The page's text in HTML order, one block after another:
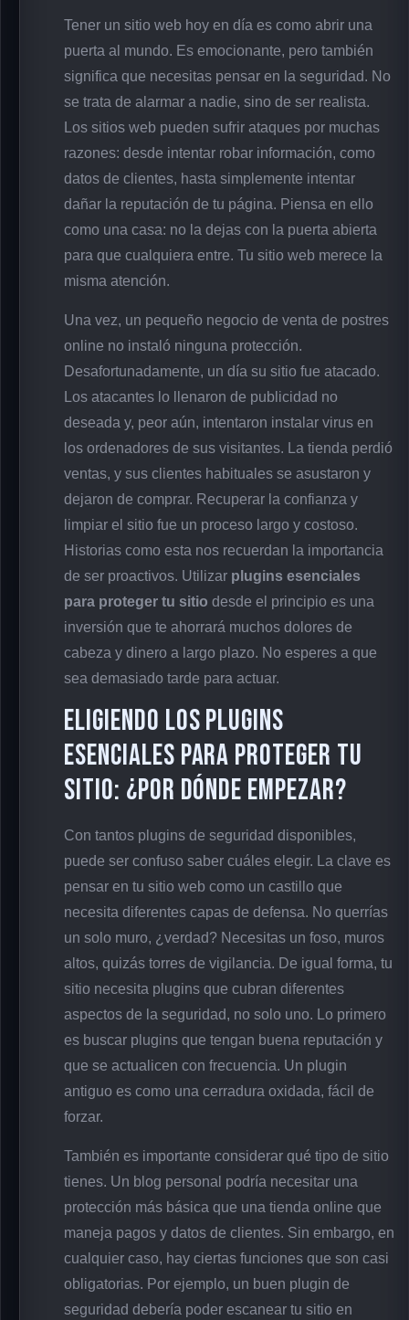
Tener un sitio web hoy en día es como abrir una
puerta al mundo. Es emocionante, pero también
significa que necesitas pensar en la seguridad. No
se trata de alarmar a nadie, sino de ser realista.
Los sitios web pueden sufrir ataques por muchas
razones: desde intentar robar información, como
datos de clientes, hasta simplemente intentar
dañar la reputación de tu página. Piensa en ello
como una casa: no la dejas con la puerta abierta
para que cualquiera entre. Tu sitio web merece la
misma atención.
Una vez, un pequeño negocio de venta de postres
online no instaló ninguna protección.
Desafortunadamente, un día su sitio fue atacado.
Los atacantes lo llenaron de publicidad no
deseada y, peor aún, intentaron instalar virus en
los ordenadores de sus visitantes. La tienda perdió
ventas, y sus clientes habituales se asustaron y
dejaron de comprar. Recuperar la confianza y
limpiar el sitio fue un proceso largo y costoso.
Historias como esta nos recuerdan la importancia
de ser proactivos. Utilizar plugins esenciales
para proteger tu sitio desde el principio es una
inversión que te ahorrará muchos dolores de
cabeza y dinero a largo plazo. No esperes a que
sea demasiado tarde para actuar.
Eligiendo los Plugins
Esenciales para Proteger tu
Sitio: ¿Por Dónde Empezar?
Con tantos plugins de seguridad disponibles,
puede ser confuso saber cuáles elegir. La clave es
pensar en tu sitio web como un castillo que
necesita diferentes capas de defensa. No querrías
un solo muro, ¿verdad? Necesitas un foso, muros
altos, quizás torres de vigilancia. De igual forma, tu
sitio necesita plugins que cubran diferentes
aspectos de la seguridad, no solo uno. Lo primero
es buscar plugins que tengan buena reputación y
que se actualicen con frecuencia. Un plugin
antiguo es como una cerradura oxidada, fácil de
forzar.
También es importante considerar qué tipo de sitio
tienes. Un blog personal podría necesitar una
protección más básica que una tienda online que
maneja pagos y datos de clientes. Sin embargo, en
cualquier caso, hay ciertas funciones que son casi
obligatorias. Por ejemplo, un buen plugin de
seguridad debería poder escanear tu sitio en